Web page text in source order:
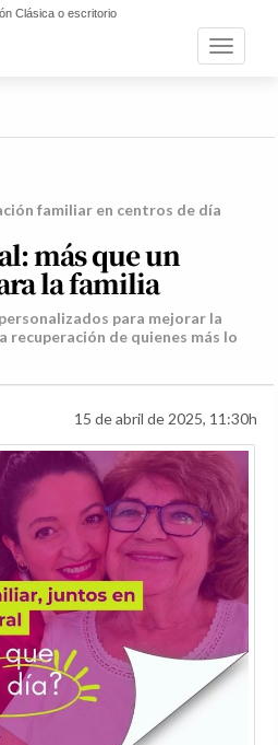
Clásica o escritorio
Toggle
familiar en centros de día
más que un
la familia
para mejorar la
recuperación de quienes más lo
15 de abril de 2025, 11:30h